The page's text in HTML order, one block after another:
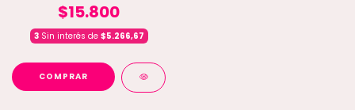
$15.800
3Sin interés de $5.266,67
COMPRAR